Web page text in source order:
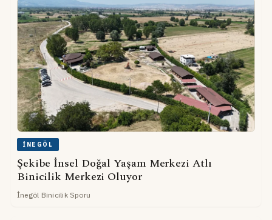
İNEGÖL
Şekibe İnsel Doğal Yaşam Merkezi Atlı
Binicilik Merkezi Oluyor
İnegöl Binicilik Sporu